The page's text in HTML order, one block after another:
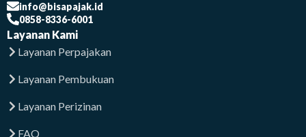
info@bisapajak.id
0858-8336-6001
Layanan Kami
Layanan Perpajakan
Layanan Pembukuan
Layanan Perizinan
FAQ